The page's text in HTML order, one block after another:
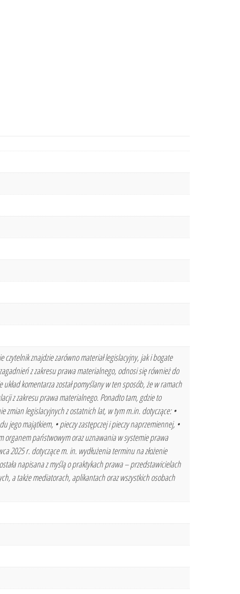
znajdzie zarówno materiał legislacyjny, jak i bogate
z zakresu prawa materialnego, odnosi się również do
komentarza został pomyślany w ten sposób, że w ramach
z zakresu prawa materialnego. Ponadto tam, gdzie to
zmian legislacyjnych z ostatnich lat, w tym m.in. dotyczące: •
jego majątkiem, • pieczy zastępczej i pieczy naprzemiennej, •
państwowym oraz uznawania w systemie prawa
2025 r. dotyczące m. in. wydłużenia terminu na złożenie
napisana z myślą o praktykach prawa – przedstawicielach
a także mediatorach, aplikantach oraz wszystkich osobach